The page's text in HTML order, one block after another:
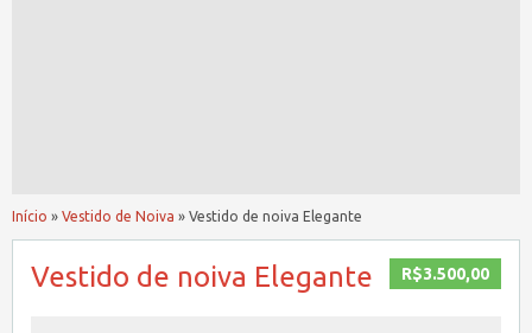
Início » Vestido de Noiva » Vestido de noiva Elegante
R$3.500,00
Vestido de noiva Elegante